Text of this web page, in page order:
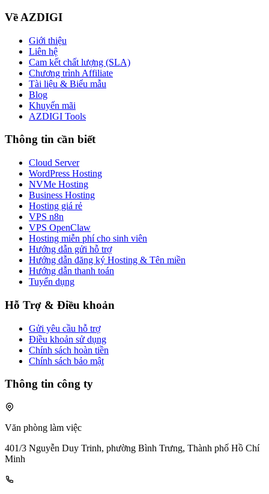
Về AZDIGI
Giới thiệu
Liên hệ
Cam kết chất lượng (SLA)
Chương trình Affiliate
Tài liệu & Biểu mẫu
Blog
Khuyến mãi
AZDIGI Tools
Thông tin cần biết
Cloud Server
WordPress Hosting
NVMe Hosting
Business Hosting
Hosting giá rẻ
VPS n8n
VPS OpenClaw
Hosting miễn phí cho sinh viên
Hướng dẫn gửi hỗ trợ
Hướng dẫn đăng ký Hosting & Tên miền
Hướng dẫn thanh toán
Tuyển dụng
Hỗ Trợ & Điều khoản
Gửi yêu cầu hỗ trợ
Điều khoản sử dụng
Chính sách hoàn tiền
Chính sách bảo mật
Thông tin công ty
Văn phòng làm việc
401/3 Nguyễn Duy Trinh, phường Bình Trưng, Thành phố Hồ Chí
Minh